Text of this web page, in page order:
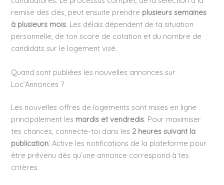
remise des clés, peut ensuite prendre plusieurs semaines
à plusieurs mois. Les délais dépendent de ta situation
personnelle, de ton score de cotation et du nombre de
candidats sur le logement visé.
Quand sont publiées les nouvelles annonces sur
Loc’Annonces ?
Les nouvelles offres de logements sont mises en ligne
principalement les mardis et vendredis. Pour maximiser
tes chances, connecte-toi dans les 2 heures suivant la
publication. Active les notifications de la plateforme pour
être prévenu dès qu’une annonce correspond à tes
critères.